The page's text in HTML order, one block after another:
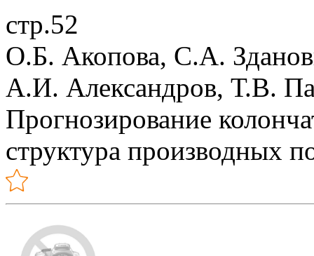
стр.52
О.Б. Акопова, С.А.
А.И. Александров, Т.В.
Прогнозирование
структура производных